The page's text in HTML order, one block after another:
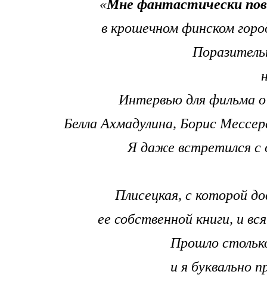
«Мне фантастически
в крошечном финском
Интервью для фильма
Белла Ахмадулина, Борис
Я даже встретился с
Плисецкая, с которой
ее собственной книги, и
Прошло
и я буквально